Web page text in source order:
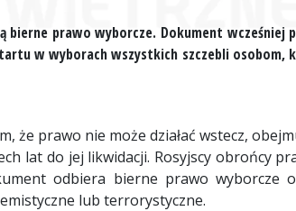
bierne prawo wyborcze. Dokument
w wyborach wszystkich szczebli osobom,
że prawo nie może działać wstecz,
lat do jej likwidacji. Rosyjscy obrońcy
odbiera bierne prawo wyborcze
lub terrorystyczne.